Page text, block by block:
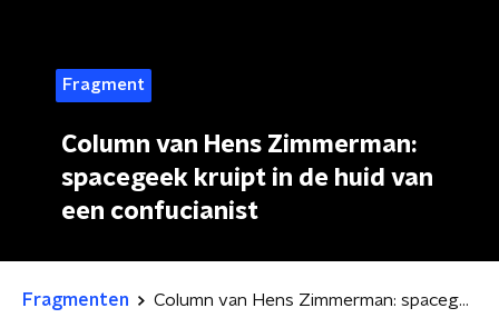
Fragment
Column van Hens Zimmerman:
spacegeek kruipt in de huid van
een confucianist
Fragmenten Column van Hens Zimmerman: spacegeek kruipt in de huid van een confucianist